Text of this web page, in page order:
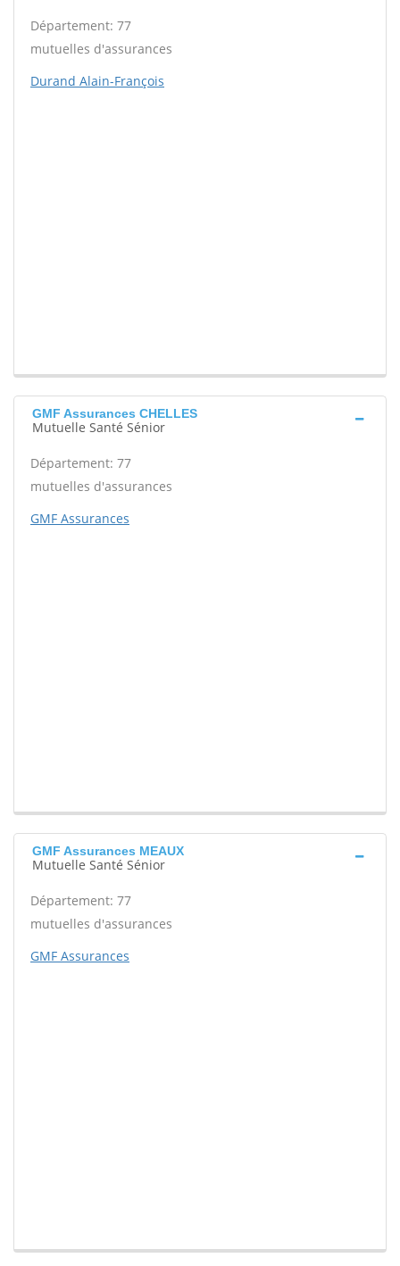
Département: 77
mutuelles d'assurances
Durand Alain-François
GMF Assurances CHELLES
Mutuelle Santé Sénior
Département: 77
mutuelles d'assurances
GMF Assurances
GMF Assurances MEAUX
Mutuelle Santé Sénior
Département: 77
mutuelles d'assurances
GMF Assurances